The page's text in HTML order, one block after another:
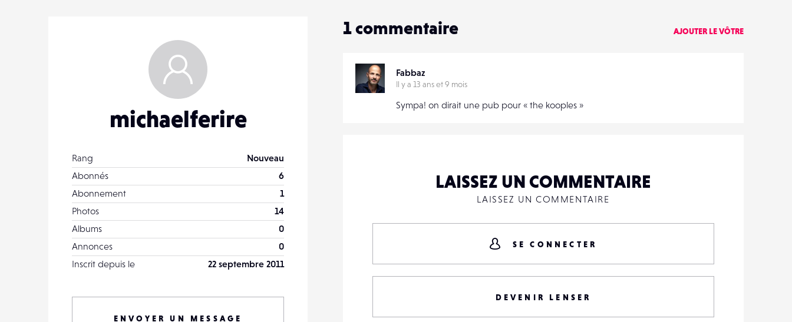
michaelferire
Rang
Nouveau
Abonnés
6
Abonnement
1
Photos
14
Albums
0
Annonces
0
Inscrit depuis le
22 septembre 2011
ENVOYER UN MESSAGE
1commentaire AJOUTER LE VÔTRE
Fabbaz
Il y a 13 ans et 9 mois
Sympa! on dirait une pub pour « the kooples »
LAISSEZ UN COMMENTAIRE
LAISSEZ UN COMMENTAIRE
SE CONNECTER
DEVENIR LENSER